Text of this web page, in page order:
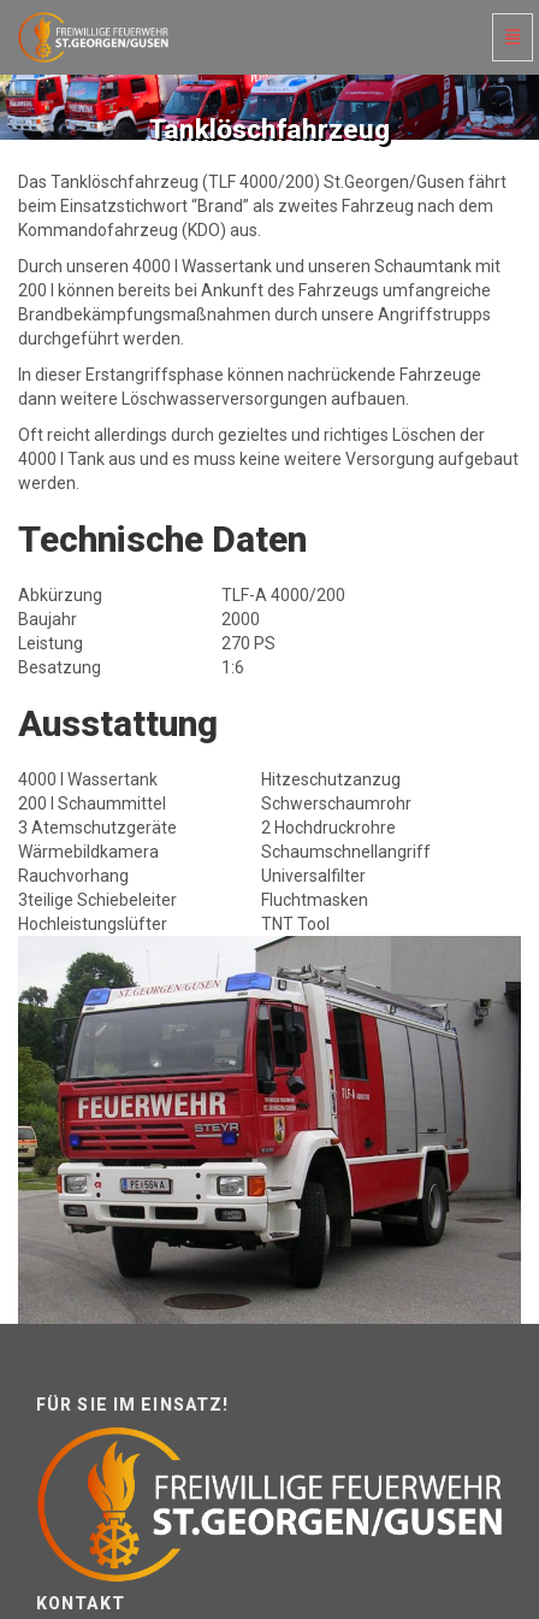
Tanklöschfahrzeug
-
zur
Hauptseite
Tanklöschfahrzeug
Das Tanklöschfahrzeug (TLF 4000/200) St.Georgen/Gusen fährt
beim Einsatzstichwort “Brand” als zweites Fahrzeug nach dem
Kommandofahrzeug (KDO) aus.
Durch unseren 4000 l Wassertank und unseren Schaumtank mit
200 l können bereits bei Ankunft des Fahrzeugs umfangreiche
Brandbekämpfungsmaßnahmen durch unsere Angriffstrupps
durchgeführt werden.
In dieser Erstangriffsphase können nachrückende Fahrzeuge
dann weitere Löschwasserversorgungen aufbauen.
Oft reicht allerdings durch gezieltes und richtiges Löschen der
4000 l Tank aus und es muss keine weitere Versorgung aufgebaut
werden.
Technische Daten
Abkürzung
TLF-A 4000/200
Baujahr
2000
Leistung
270 PS
Besatzung
1:6
Ausstattung
4000 l Wassertank
Hitzeschutzanzug
200 l Schaummittel
Schwerschaumrohr
3 Atemschutzgeräte
2 Hochdruckrohre
Wärmebildkamera
Schaumschnellangriff
Rauchvorhang
Universalfilter
3teilige Schiebeleiter
Fluchtmasken
Hochleistungslüfter
TNT Tool
FÜR SIE IM EINSATZ!
KONTAKT